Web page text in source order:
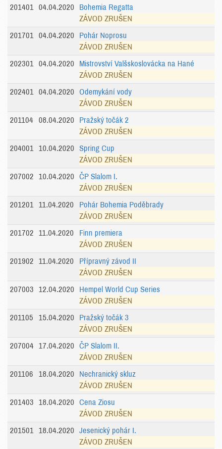
201401
04.04.2020
Bohemia Regatta
ZÁVOD ZRUŠEN
201701
04.04.2020
Pohár Noprosu
ZÁVOD ZRUŠEN
202301
04.04.2020
Mistrovství Valšskoslovácka na Hané
ZÁVOD ZRUŠEN
202401
04.04.2020
Odemykání vody
ZÁVOD ZRUŠEN
201104
08.04.2020
Pražský točák 2
ZÁVOD ZRUŠEN
204001
10.04.2020
Spring Cup
ZÁVOD ZRUŠEN
207002
10.04.2020
ČP Slalom I.
ZÁVOD ZRUŠEN
201201
11.04.2020
Pohár Bohemia Poděbrady
ZÁVOD ZRUŠEN
201702
11.04.2020
Finn premiera
ZÁVOD ZRUŠEN
201902
11.04.2020
Přípravný závod II
ZÁVOD ZRUŠEN
207003
12.04.2020
Hempel World Cup Series
ZÁVOD ZRUŠEN
201105
15.04.2020
Pražský točák 3
ZÁVOD ZRUŠEN
207004 17.04.2020
ČP Slalom II.
ZÁVOD ZRUŠEN
201106
18.04.2020
Nechranický skluz
ZÁVOD ZRUŠEN
201403
18.04.2020
Cena Ziosu
ZÁVOD ZRUŠEN
201501
18.04.2020
Jesenický pohár I.
ZÁVOD ZRUŠEN